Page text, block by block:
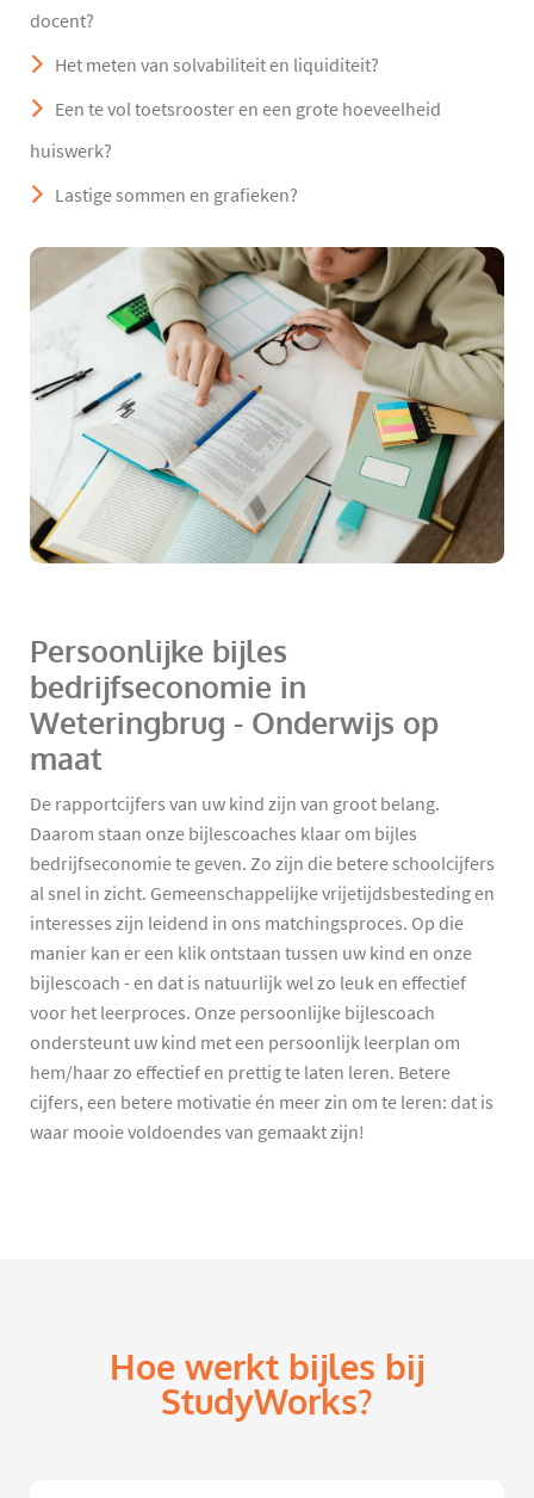
docent?
Het meten van solvabiliteit en liquiditeit?
Een te vol toetsrooster en een grote hoeveelheid
huiswerk?
Lastige sommen en grafieken?
Persoonlijke bijles
bedrijfseconomie in
Weteringbrug - Onderwijs op
maat
De rapportcijfers van uw kind zijn van groot belang.
Daarom staan onze bijlescoaches klaar om bijles
bedrijfseconomie te geven. Zo zijn die betere schoolcijfers
al snel in zicht. Gemeenschappelijke vrijetijdsbesteding en
interesses zijn leidend in ons matchingsproces. Op die
manier kan er een klik ontstaan tussen uw kind en onze
bijlescoach - en dat is natuurlijk wel zo leuk en effectief
voor het leerproces. Onze persoonlijke bijlescoach
ondersteunt uw kind met een persoonlijk leerplan om
hem/haar zo effectief en prettig te laten leren. Betere
cijfers, een betere motivatie én meer zin om te leren: dat is
waar mooie voldoendes van gemaakt zijn!
Hoe werkt bijles bij
StudyWorks?